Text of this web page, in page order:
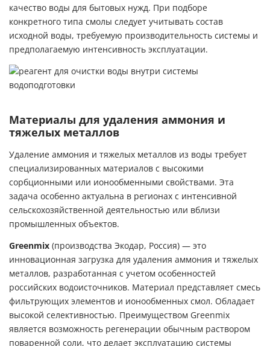
качество воды для бытовых нужд. При подборе
конкретного типа смолы следует учитывать состав
исходной воды, требуемую производительность системы и
предполагаемую интенсивность эксплуатации.
Материалы для удаления аммония и
тяжелых металлов
Удаление аммония и тяжелых металлов из воды требует
специализированных материалов с высокими
сорбционными или ионообменными свойствами. Эта
задача особенно актуальна в регионах с интенсивной
сельскохозяйственной деятельностью или вблизи
промышленных объектов.
Greenmix (производства Экодар, Россия) — это
инновационная загрузка для удаления аммония и тяжелых
металлов, разработанная с учетом особенностей
российских водоисточников. Материал представляет смесь
фильтрующих элементов и ионообменных смол. Обладает
высокой селективностью. Преимуществом Greenmix
является возможность регенерации обычным раствором
поваренной соли, что делает эксплуатацию системы